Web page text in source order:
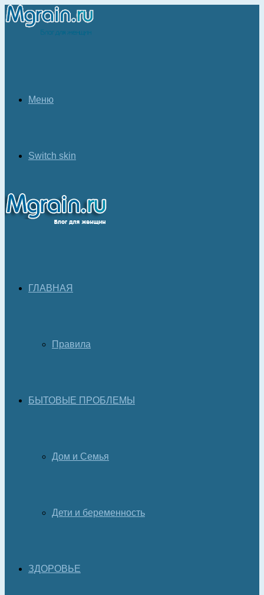
Меню
Switch skin
ГЛАВНАЯ
Правила
БЫТОВЫЕ ПРОБЛЕМЫ
Дом и Семья
Дети и беременность
ЗДОРОВЬЕ